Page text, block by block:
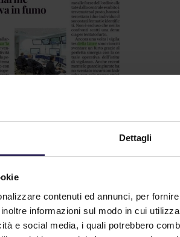
Dettagli
contenuti ed annunci, per
informazioni sul modo in cui
e social media, i quali potrebbero
2024
sera è scattato l'allarme
prima delle venti,
di un'attività nella
industriale alla periferia
La